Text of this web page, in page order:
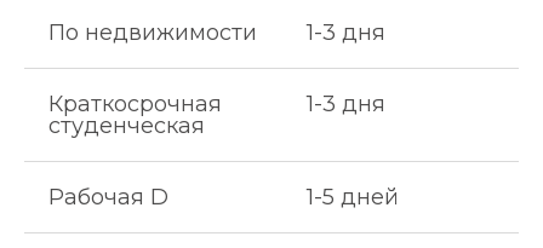
По недвижимости 1-3 дня
Краткосрочная
студенческая
1-3 дня
Рабочая D 1-5 дней